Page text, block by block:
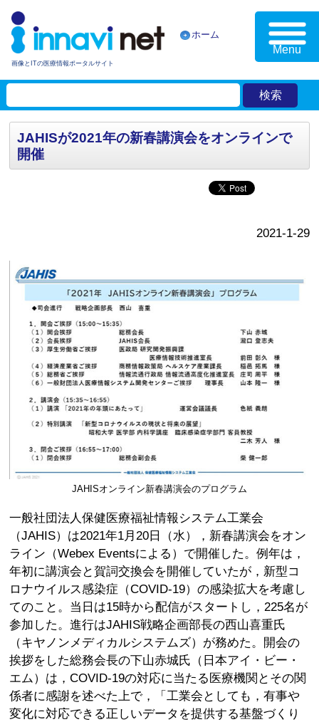
画像とITの医療情報ポータルサイト
ホーム
Menu
JAHISが2021年の新春講演会をオンラインで
開催
2021-1-29
JAHISオンライン新春講演会のプログラム
一般社団法人保健医療福祉情報システム工業会
（JAHIS）は2021年1月20日（水），新春講演会をオン
ライン（Webex Eventsによる）で開催した。例年は，
年初に講演会と賀詞交換会を開催していたが，新型コ
ロナウイルス感染症（COVID-19）の感染拡大を考慮し
てのこと。当日は15時から配信がスタートし，225名が
参加した。進行はJAHIS戦略企画部長の西山喜重氏
（キヤノンメディカルシステムズ）が務めた。開会の
挨拶をした総務会長の下山赤城氏（日本アイ・ビー・
エム）は，COVID-19の対応に当たる医療機関とその関
係者に感謝を述べた上で，「工業会としても，有事や
変化に対応できる正しいデータを提供する基盤づくり